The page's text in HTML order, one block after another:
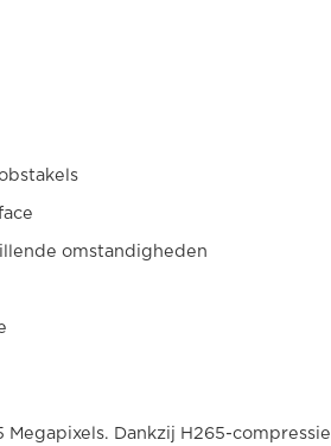
omstandigheden
Dankzij H265-compressie